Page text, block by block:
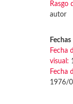
Rasgo
autor
Fechas
Fecha
visual:
Fecha
1976/